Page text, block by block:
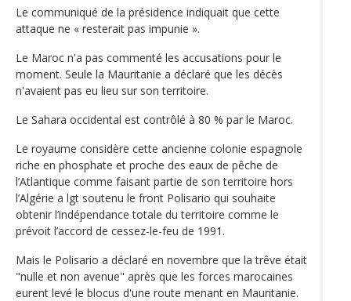
Le communiqué de la présidence indiquait que cette
attaque ne « resterait pas impunie ».
Le Maroc n'a pas commenté les accusations pour le
moment. Seule la Mauritanie a déclaré que les décès
n'avaient pas eu lieu sur son territoire.
Le Sahara occidental est contrôlé à 80 % par le Maroc.
Le royaume considère cette ancienne colonie espagnole
riche en phosphate et proche des eaux de pêche de
l’Atlantique comme faisant partie de son territoire hors
l’Algérie a lgt soutenu le front Polisario qui souhaite
obtenir l’indépendance totale du territoire comme le
prévoit l’accord de cessez-le-feu de 1991.
Mais le Polisario a déclaré en novembre que la trêve était
"nulle et non avenue" après que les forces marocaines
eurent levé le blocus d'une route menant en Mauritanie.